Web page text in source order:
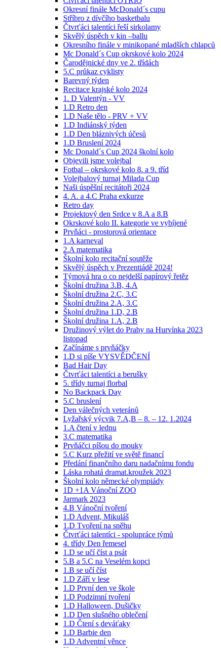
Okresní finále McDonald´s cupu
Stříbro z dívčího basketbalu
Čtvrťáci talentíci řeší sirkolamy
Skvělý úspěch v kin –ballu
Okresního finále v minikopané mladších chlapců
Mc Donald´s Cup okrskové kolo 2024
Čarodějnické dny ve 2. třídách
5.C průkaz cyklisty
Barevný týden
Recitace krajské kolo 2024
1. D Valentýn - VV
1.D Retro den
1.D Naše tělo - PRV + VV
1.D Indiánský týden
1.D Den bláznivých účesů
1.D Bruslení 2024
Mc Donald´s Cup 2024 školní kolo
Objevili jsme volejbal
Fotbal – okrskové kolo 8. a 9. tříd
Volejbalový turnaj Milada Cup
Naši úspěšní recitátoři 2024
4. A. a 4.C Praha exkurze
Retro day
Projektový den Srdce v 8.A a 8.B
Okrskové kolo II. kategorie ve vybíjené
Prvňáci - prostorová orientace
1.A karneval
2.A matematika
Školní kolo recitační soutěže
Skvělý úspěch v Prezentiádě 2024!
Týmová hra o co nejdelší papírový řetěz
Školní družina 3.B, 4.A
Školní družina 2.C, 3.C
Školní družina 2.A, 3.C
Školní družina 1.D, 2.B
Školní družina 1.A, 2.B
Družinový výlet do Prahy na Hurvínka 2023
listopad
Začínáme s prvňáčky
1.D si píše VYSVĚDČENÍ
Bad Hair Day
Čtvrťáci talentíci a berušky
5. třídy turnaj florbal
No Backpack Day
5.C bruslení
Den válečných veteránů
Lyžařský výcvik 7.A,B – 8. – 12. 1.2024
1.A čtení v lednu
3.C matematika
Prvňáčci píšou do mouky
5.C Kurz přežití ve světě financí
Předání finančního daru nadačnímu fondu
Láska rohatá dramat.kroužek 2023
Školní kolo německé olympiády
1D +1A Vánoční ZOO
Jarmark 2023
4.B Vánoční tvoření
1.D Advent, Mikuláš
1.D Tvoření na sněhu
Čtvrťáci talentíci - spolupráce týmů
4. třídy Den řemesel
1.D se učí číst a psát
5.B a 5.C na Veselém kopci
1.B se učí číst
1.D Září v lese
1.D První den ve škole
1.D Podzimní tvoření
1.D Halloween, Dušičky
1.D Den slušného oblečení
1.D Čtení s deváťaky
1.D Barbie den
1.D Adventní věnce